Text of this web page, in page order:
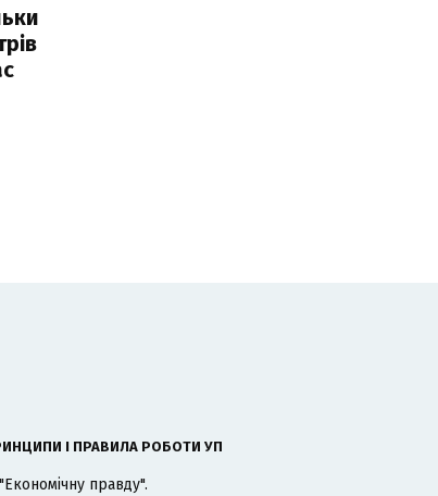
І ПРАВИЛА РОБОТИ УП
правду".